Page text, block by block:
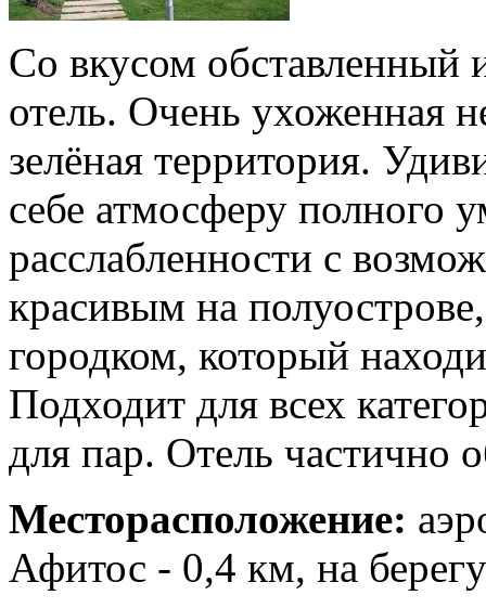
Со вкусом обставленный
отель. Очень ухоженная
зелёная территория.
себе атмосферу полного
расслабленности с
красивым на
городком, который
Подходит для всех
для пар. Отель частично
Месторасположение:
Афитос - 0,4 км, на